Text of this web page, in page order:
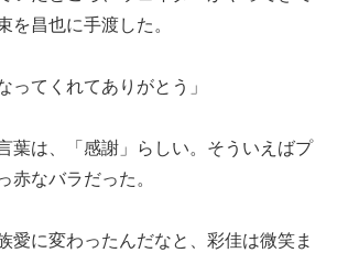
を昌也に手渡した。
ってくれてありがとう」
葉は、「感謝」らしい。そういえばプ
赤なバラだった。
愛に変わったんだなと、彩佳は微笑ま